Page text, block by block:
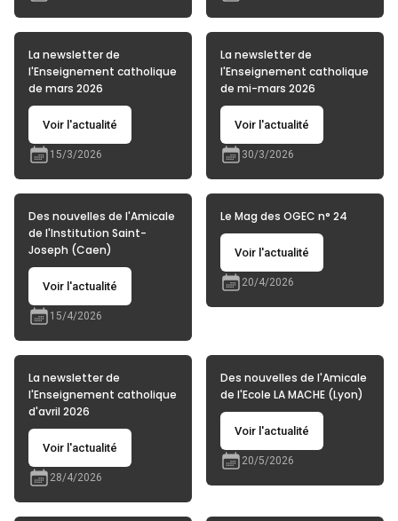
La newsletter de
l'Enseignement catholique
de mars 2026
Voir l'actualité
15/3/2026
La newsletter de
l'Enseignement catholique
de mi-mars 2026
Voir l'actualité
30/3/2026
Des nouvelles de l'Amicale
de l'Institution Saint-
Joseph (Caen)
Voir l'actualité
15/4/2026
Le Mag des OGEC n° 24
Voir l'actualité
20/4/2026
La newsletter de
l'Enseignement catholique
d'avril 2026
Voir l'actualité
28/4/2026
Des nouvelles de l'Amicale
de l'Ecole LA MACHE (Lyon)
Voir l'actualité
20/5/2026